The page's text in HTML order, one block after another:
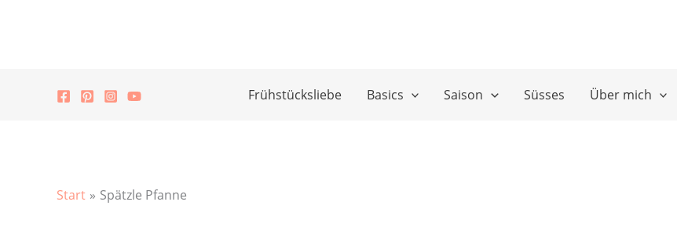
Frühstücksliebe Basics Saison Süsses Über mich
Start Spätzle Pfanne